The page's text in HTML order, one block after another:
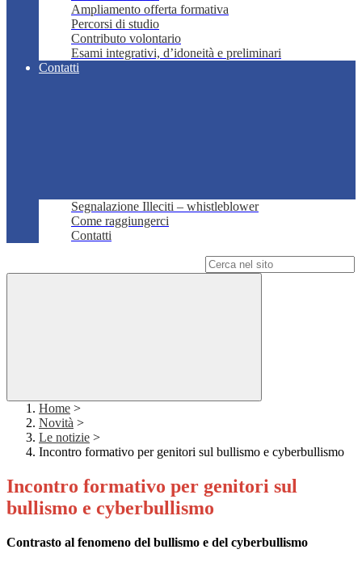
Ampliamento offerta formativa
Percorsi di studio
Contributo volontario
Esami integrativi, d’idoneità e preliminari
Contatti
Segnalazione Illeciti – whistleblower
Come raggiungerci
Contatti
Home >
Novità >
Le notizie >
Incontro formativo per genitori sul bullismo e cyberbullismo
Incontro formativo per genitori sul
bullismo e cyberbullismo
Contrasto al fenomeno del bullismo e del cyberbullismo